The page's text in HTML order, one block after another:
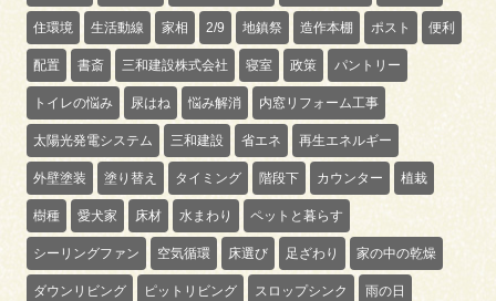
住環境 生活動線 家相 2/9 地鎮祭 造作本棚 ポスト 便利
配置 書斎 三和建設株式会社 寝室 政策 パントリー
トイレの悩み 尿はね 悩み解消 内窓リフォーム工事
太陽光発電システム 三和建設 省エネ 再生エネルギー
外壁塗装 塗り替え タイミング 階段下 カウンター 植栽
樹種 愛犬家 床材 水まわり ペットと暮らす
シーリングファン 空気循環 床選び 足ざわり 家の中の乾燥
ダウンリビング ピットリビング スロップシンク 雨の日